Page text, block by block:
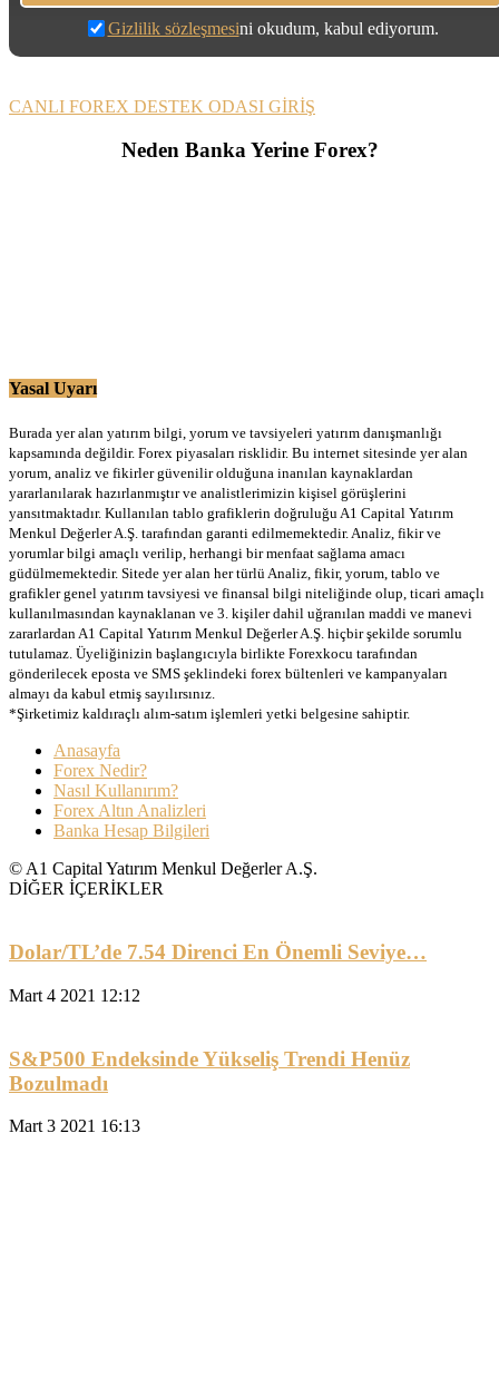
Gizlilik sözleşmesini okudum, kabul ediyorum.
CANLI FOREX DESTEK ODASI GİRİŞ
Neden Banka Yerine Forex?
Yasal Uyarı
Burada yer alan yatırım bilgi, yorum ve tavsiyeleri yatırım danışmanlığı
kapsamında değildir. Forex piyasaları risklidir. Bu internet sitesinde yer alan
yorum, analiz ve fikirler güvenilir olduğuna inanılan kaynaklardan
yararlanılarak hazırlanmıştır ve analistlerimizin kişisel görüşlerini
yansıtmaktadır. Kullanılan tablo grafiklerin doğruluğu A1 Capital Yatırım
Menkul Değerler A.Ş. tarafından garanti edilmemektedir. Analiz, fikir ve
yorumlar bilgi amaçlı verilip, herhangi bir menfaat sağlama amacı
güdülmemektedir. Sitede yer alan her türlü Analiz, fikir, yorum, tablo ve
grafikler genel yatırım tavsiyesi ve finansal bilgi niteliğinde olup, ticari amaçlı
kullanılmasından kaynaklanan ve 3. kişiler dahil uğranılan maddi ve manevi
zararlardan A1 Capital Yatırım Menkul Değerler A.Ş. hiçbir şekilde sorumlu
tutulamaz. Üyeliğinizin başlangıcıyla birlikte Forexkocu tarafından
gönderilecek eposta ve SMS şeklindeki forex bültenleri ve kampanyaları
almayı da kabul etmiş sayılırsınız.
*Şirketimiz kaldıraçlı alım-satım işlemleri yetki belgesine sahiptir.
Anasayfa
Forex Nedir?
Nasıl Kullanırım?
Forex Altın Analizleri
Banka Hesap Bilgileri
© A1 Capital Yatırım Menkul Değerler A.Ş.
DİĞER İÇERİKLER
Dolar/TL’de 7.54 Direnci En Önemli Seviye…
Mart 4 2021 12:12
S&P500 Endeksinde Yükseliş Trendi Henüz
Bozulmadı
Mart 3 2021 16:13